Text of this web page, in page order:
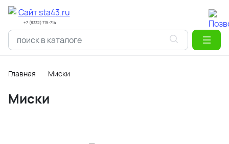
+7 (8332) 715-714
Главная Миски
Миски